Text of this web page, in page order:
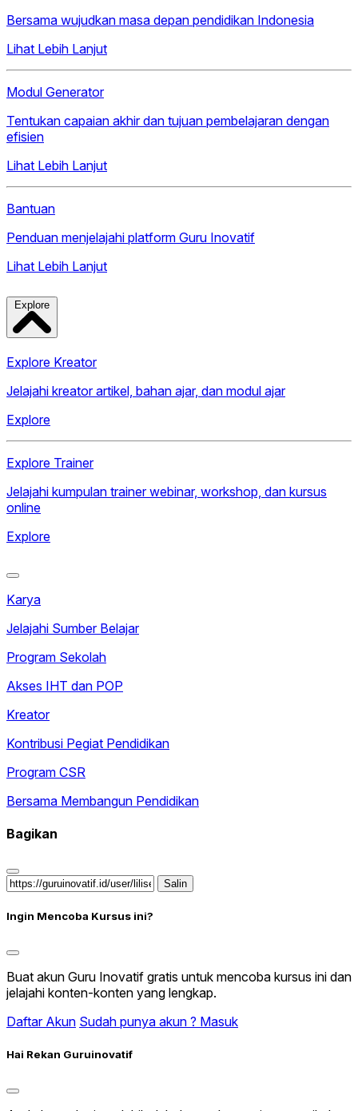
Bersama wujudkan masa depan pendidikan Indonesia
Lihat Lebih Lanjut
Modul Generator
Tentukan capaian akhir dan tujuan pembelajaran dengan
efisien
Lihat Lebih Lanjut
Bantuan
Penduan menjelajahi platform Guru Inovatif
Lihat Lebih Lanjut
Explore
Explore Kreator
Jelajahi kreator artikel, bahan ajar, dan modul ajar
Explore
Explore Trainer
Jelajahi kumpulan trainer webinar, workshop, dan kursus
online
Explore
Karya
Jelajahi Sumber Belajar
Program Sekolah
Akses IHT dan POP
Kreator
Kontribusi Pegiat Pendidikan
Program CSR
Bersama Membangun Pendidikan
Bagikan
Salin
Ingin Mencoba Kursus ini?
Buat akun Guru Inovatif gratis untuk mencoba kursus ini dan
jelajahi konten-konten yang lengkap.
Daftar Akun Sudah punya akun ? Masuk
Hai Rekan Guruinovatif